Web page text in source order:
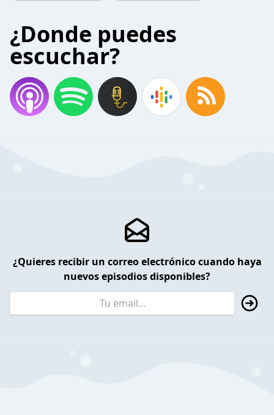
¿Donde puedes
escuchar?
¿Quieres recibir un correo electrónico cuando haya
nuevos episodios disponibles?